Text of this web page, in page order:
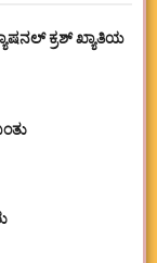
ಕ್ರಶ್ ಖ್ಯಾತಿಯ